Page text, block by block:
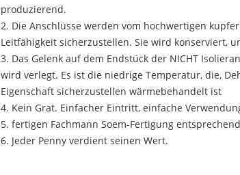
produzierend.
2. Die Anschlüsse werden vom hochwertigen
Leitfähigkeit sicherzustellen. Sie wird konserviert,
3. Das Gelenk auf dem Endstück der NICHT
wird verlegt. Es ist die niedrige Temperatur, die,
Eigenschaft sicherzustellen wärmebehandelt ist
4. Kein Grat. Einfacher Eintritt, einfache
5. fertigen Fachmann Soem-Fertigung
6. Jeder Penny verdient seinen Wert.